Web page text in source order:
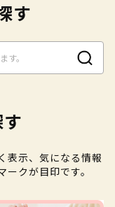
す
表示、気になる情報
クが目印です。